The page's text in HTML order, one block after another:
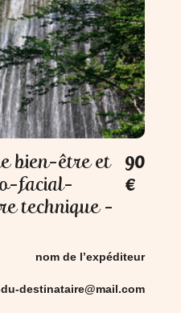
bien-être et
facial-
technique -
90
€
nom de l’expéditeur
destinataire@mail.com